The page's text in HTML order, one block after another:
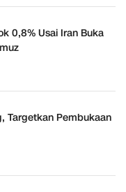
0,8% Usai Iran Buka
Targetkan Pembukaan